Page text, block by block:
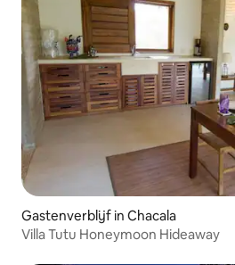
Gastenverblijf in Chacala
Villa Tutu Honeymoon Hideaway